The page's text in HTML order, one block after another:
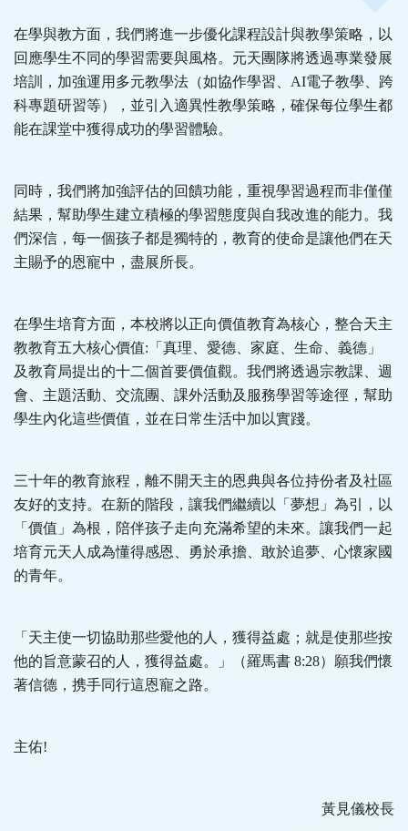
在學與教方面，我們將進一步優化課程設計與教學策略，以
回應學生不同的學習需要與風格。元天團隊將透過專業發展
培訓，加強運用多元教學法（如協作學習、AI電子教學、跨
科專題研習等），並引入適異性教學策略，確保每位學生都
能在課堂中獲得成功的學習體驗。
同時，我們將加強評估的回饋功能，重視學習過程而非僅僅
結果，幫助學生建立積極的學習態度與自我改進的能力。我
們深信，每一個孩子都是獨特的，教育的使命是讓他們在天
主賜予的恩寵中，盡展所長。
在學生培育方面，本校將以正向價值教育為核心，整合天主
教教育五大核心價值:「真理、愛德、家庭、生命、義德」
及教育局提出的十二個首要價值觀。我們將透過宗教課、週
會、主題活動、交流團、課外活動及服務學習等途徑，幫助
學生內化這些價值，並在日常生活中加以實踐。
三十年的教育旅程，離不開天主的恩典與各位持份者及社區
友好的支持。在新的階段，讓我們繼續以「夢想」為引，以
「價值」為根，陪伴孩子走向充滿希望的未來。讓我們一起
培育元天人成為懂得感恩、勇於承擔、敢於追夢、心懷家國
的青年。
「天主使一切協助那些愛他的人，獲得益處；就是使那些按
他的旨意蒙召的人，獲得益處。」（羅馬書 8:28）願我們懷
著信德，携手同行這恩寵之路。
主佑!
黃見儀校長